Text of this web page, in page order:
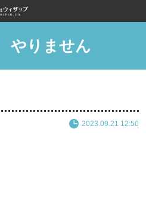
りません
2023.09.21 12:50